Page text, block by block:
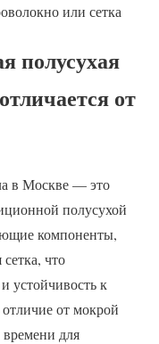
или сетка
полусухая
от
в Москве — это
полусухой
компоненты,
что
устойчивость к
от мокрой
времени для